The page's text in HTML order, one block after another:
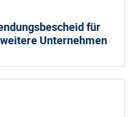
für
Unternehmen